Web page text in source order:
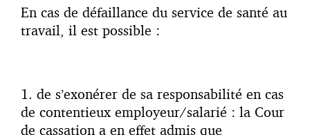
En cas de défaillance du service de santé au
travail, il est possible :
1. de s’exonérer de sa responsabilité en cas
de contentieux employeur/salarié : la Cour
de cassation a en effet admis que